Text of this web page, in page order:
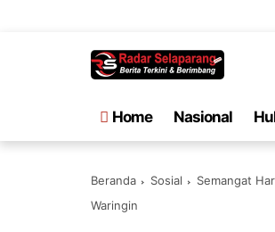
Home Nasional
Beranda Sosial
Semangat
Waringin